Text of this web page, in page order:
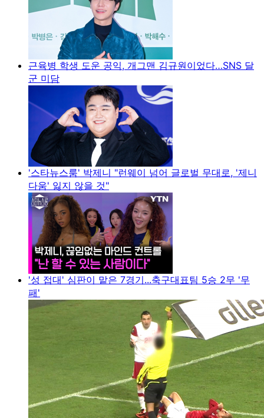
근육병 학생 도운 공익, 개그맨 김규원이었다…SNS 달
군 미담
'스타뉴스룸' 박제니 "런웨이 넘어 글로벌 무대로, '제니
다움' 잃지 않을 것"
'성 접대' 심판이 맡은 7경기...축구대표팀 5승 2무 '무
패'